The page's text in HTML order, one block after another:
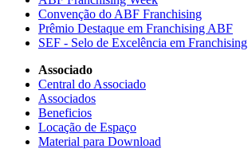
Convenção do ABF Franchising
Prêmio Destaque em Franchising ABF
SEF - Selo de Excelência em Franchising
Associado
Central do Associado
Associados
Beneficios
Locação de Espaço
Material para Download